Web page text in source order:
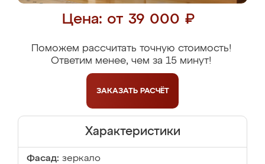
Цена: от 39 000 ₽
Поможем рассчитать точную стоимость!
Ответим менее, чем за 15 минут!
ЗАКАЗАТЬ РАСЧЁТ
Характеристики
Фасад: зеркало